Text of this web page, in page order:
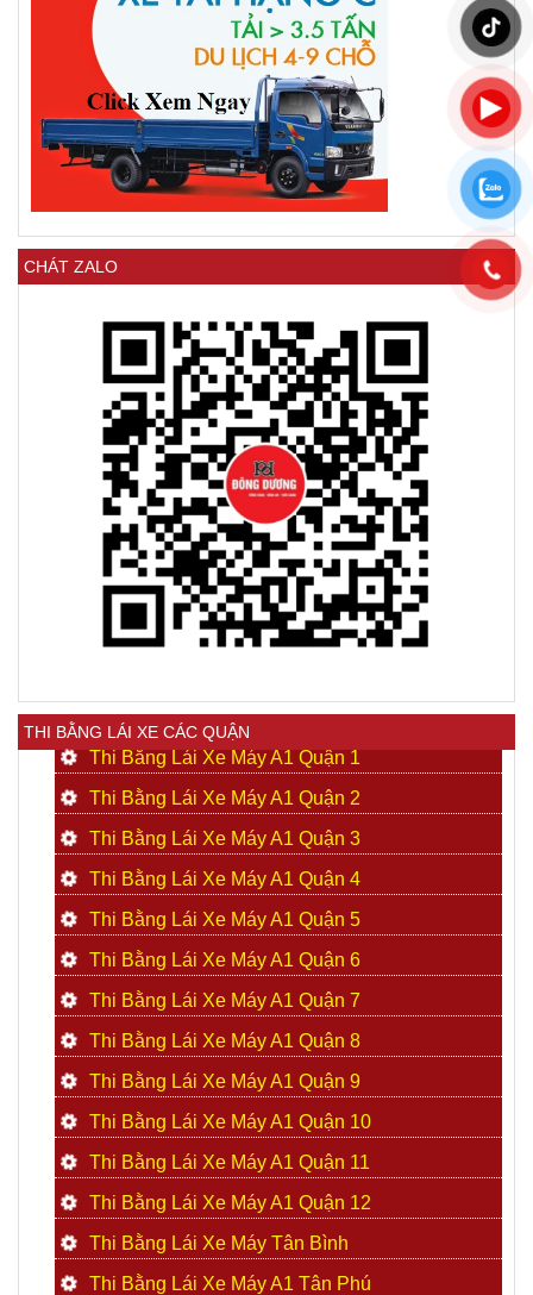
CHÁT ZALO
THI BẰNG LÁI XE CÁC QUẬN
Thi Bằng Lái Xe Máy A1 Quận 1
Thi Bằng Lái Xe Máy A1 Quận 2
Thi Bằng Lái Xe Máy A1 Quận 3
Thi Bằng Lái Xe Máy A1 Quận 4
Thi Bằng Lái Xe Máy A1 Quận 5
Thi Bằng Lái Xe Máy A1 Quận 6
Thi Bằng Lái Xe Máy A1 Quận 7
Thi Bằng Lái Xe Máy A1 Quận 8
Thi Bằng Lái Xe Máy A1 Quận 9
Thi Bằng Lái Xe Máy A1 Quận 10
Thi Bằng Lái Xe Máy A1 Quận 11
Thi Bằng Lái Xe Máy A1 Quận 12
Thi Bằng Lái Xe Máy Tân Bình
Thi Bằng Lái Xe Máy A1 Tân Phú